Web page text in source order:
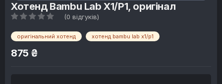
Хотенд Bambu Lab X1/P1, оригінал
(0 відгуків)
оригінальний хотенд хотенд bambu lab x1/p1
875 ₴